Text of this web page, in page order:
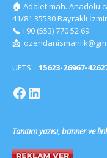
🏠 Adalet mah. Anadolu
41/81 35530 Bayraklı
📞 +90 (553) 770 52 69
📩
UETS: 15623-26967-
Tanıtım yazısı, banner ve